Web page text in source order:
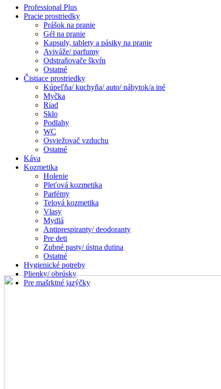
Professional Plus
Pracie prostriedky
Prášok na pranie
Gél na pranie
Kapsuly, tablety a pásiky na pranie
Aviváže/ parfumy
Odstraňovače škvŕn
Ostatné
Čistiace prostriedky
Kúpeľňa/ kuchyňa/ auto/ nábytok/a iné
Myčka
Riad
Sklo
Podlahy
WC
Osviežovač vzduchu
Ostatné
Káva
Kozmetika
Holenie
Pleťová kozmetika
Parfémy
Telová kozmetika
Vlasy
Mydlá
Antiprespiranty/ deodoranty
Pre deti
Zubné pasty/ ústna dutina
Ostatné
Hygienické potreby
Plienky/ obrúsky
Pre mašrktné jazýčky